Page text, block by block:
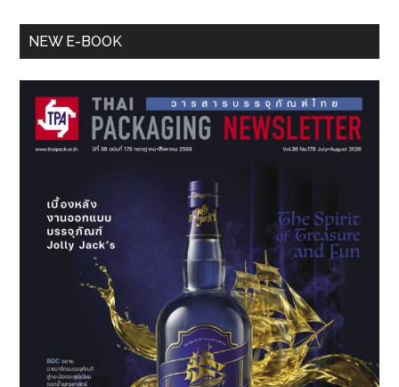
เหลือง
บรรจุ
ภัณฑ์
ผล
Primary
NEW E-BOOK